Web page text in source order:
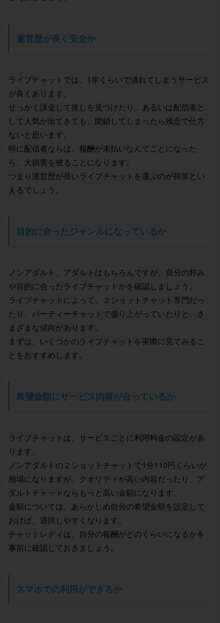
運営歴が長く安全か
ライブチャットでは、1年くらいで潰れてしまうサービス
が良くあります。
せっかく課金して推しを見つけたり、あるいは配信者と
して人気が出てきても、閉鎖してしまったら残念で仕方
ないと思います。
特に配信者ならば、報酬が未払いなんてことになった
ら、大損害を被ることになります。
つまり運営歴が長いライブチャットを選ぶのが得策とい
えるでしょう。
目的に合ったジャンルになっているか
ノンアダルト、アダルトはもちろんですが、自分の好み
や目的に合ったライブチャットかを確認しましょう。
ライブチャットによって、２ショットチャット専門だっ
たり、パーティーチャットで盛り上がっていたりと、さ
まざまな傾向があります。
まずは、いくつかのライブチャットを実際に見てみるこ
とをおすすめします。
希望金額にサービス内容が合っているか
ライブチャットは、サービスごとに利用料金の設定があ
ります。
ノンアダルトの２ショットチャットで1分110円くらいが
相場になりますが、クオリティが高い内容だったり、ア
ダルトチャットならもっと高い金額になります。
金額については、あらかじめ自分の希望金額を設定して
おけば、選択しやすくなります。
チャットレディは、自分の報酬がどのくらいになるかを
事前に確認しておきましょう。
スマホでの利用ができるか